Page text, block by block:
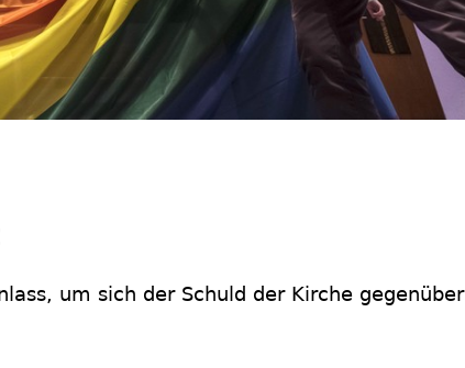
um sich der Schuld der Kirche gegenüber